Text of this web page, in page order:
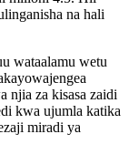
na hali
wataalamu wetu
njia za kisasa zaidi
kwa ujumla katika
miradi ya